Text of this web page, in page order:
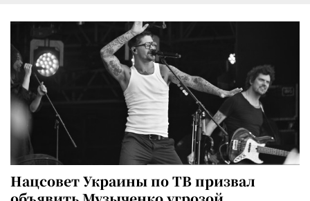
Нацсовет Украины по ТВ призвал